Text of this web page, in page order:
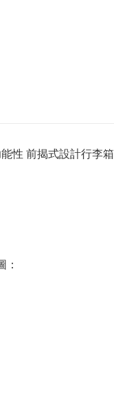
性 前揭式設計行李箱
：